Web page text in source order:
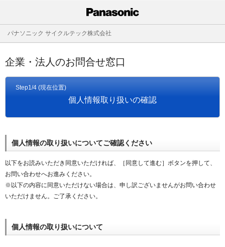
パナソニック サイクルテック株式会社
企業・法人のお問合せ窓口
Step1/4 (現在位置)
個人情報取り扱いの確認
個人情報の取り扱いについてご確認ください
以下をお読みいただき同意いただければ、［同意して進む］ボタンを押して、
お問い合わせへお進みください。
※以下の内容に同意いただけない場合は、申し訳ございませんがお問い合わせ
いただけません。ご了承ください。
個人情報の取り扱いについて